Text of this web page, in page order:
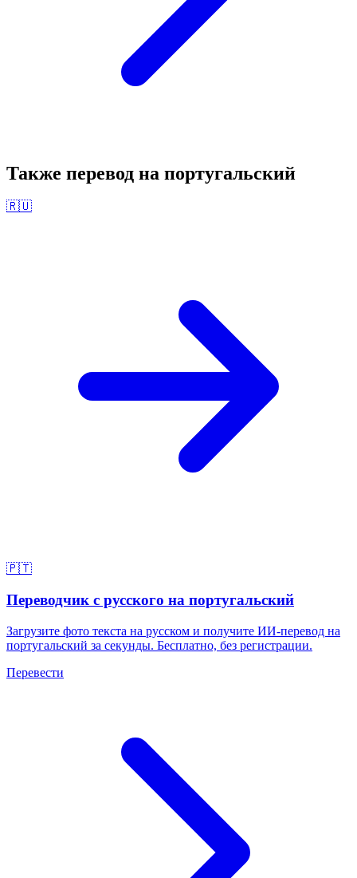
Также перевод на португальский
🇷🇺
🇵🇹
Переводчик с русского на португальский
Загрузите фото текста на русском и получите ИИ-перевод на
португальский за секунды. Бесплатно, без регистрации.
Перевести